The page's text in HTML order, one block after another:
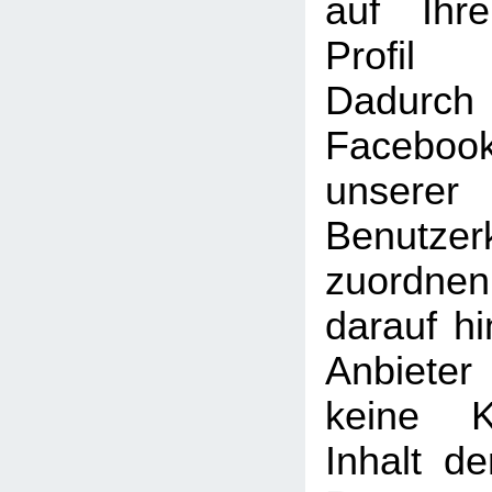
auf
Profil
darauf
keine
Inhalt